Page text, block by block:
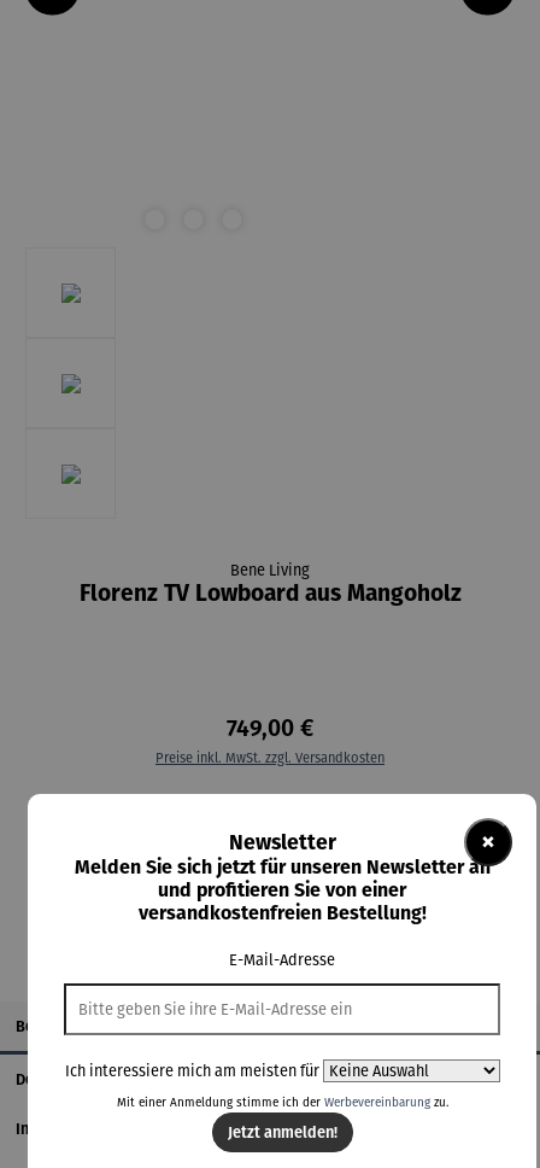
Bene Living
Florenz TV Lowboard aus Mangoholz
749,00 €
Preise inkl. MwSt. zzgl. Versandkosten
In den Warenkorb
Beschreibung
Details
Informationen zum Hersteller
×
Newsletter
Melden Sie sich jetzt für unseren Newsletter an
und profitieren Sie von einer
versandkostenfreien Bestellung!
E-Mail-Adresse
Ich interessiere mich am meisten für
Mit einer Anmeldung stimme ich der Werbevereinbarungzu.
Jetzt anmelden!